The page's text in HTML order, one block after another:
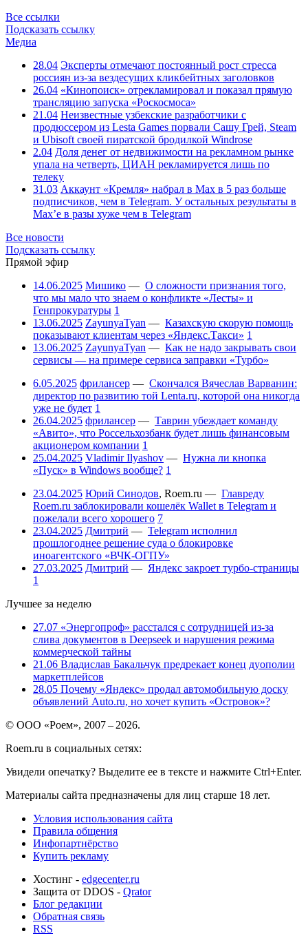
Все ссылки
Подсказать ссылку
Медиа
28.04 Эксперты отмечают постоянный рост стресса
россиян из-за вездесущих кликбейтных заголовков
26.04 «Кинопоиск» отрекламировал и показал прямую
трансляцию запуска «Роскосмоса»
21.04 Неизвестные узбекские разработчики с
продюссером из Lesta Games порвали Сашу Грей, Steam
и Ubisoft своей пиратской бродилкой Windrose
2.04 Доля денег от недвижимости на рекламном рынке
упала на четверть, ЦИАН рекламируется лишь по
телеку
31.03 Аккаунт «Кремля» набрал в Max в 5 раз больше
подписчиков, чем в Telegram. У остальных результаты в
Max’е в разы хуже чем в Telegram
Все новости
Подсказать ссылку
Прямой эфир
14.06.2025 Мишико — О сложности признания того,
что мы мало что знаем о конфликте «Лесты» и
Генпрокуратуры 1
13.06.2025 ZayunyaTyan — Казахскую скорую помощь
показывают клиентам через «Яндекс.Такси» 1
13.06.2025 ZayunyaTyan — Как не надо закрывать свои
сервисы — на примере сервиса заправки «Турбо»
6.05.2025 фрилансер — Скончался Вячеслав Варванин:
директор по развитию той Lenta.ru, которой она никогда
уже не будет 1
26.04.2025 фрилансер — Таврин убеждает команду
«Авито», что Россельхозбанк будет лишь финансовым
акционером компании 1
25.04.2025 Vladimir Ilyashov — Нужна ли кнопка
«Пуск» в Windows вообще? 1
23.04.2025 Юрий Синодов, Roem.ru — Главреду
Roem.ru заблокировали кошелёк Wallet в Telegram и
пожелали всего хорошего 7
23.04.2025 Дмитрий — Telegram исполнил
прошлогоднее решение суда о блокировке
иноагентского «ВЧК-ОГПУ»
27.03.2025 Дмитрий — Яндекс закроет турбо-страницы
1
Лучшее за неделю
27.07 «Энергопроф» расстался с сотрудницей из-за
слива документов в Deepseek и нарушения режима
коммерческой тайны
21.06 Владислав Бакальчук предрекает конец дуополии
маркетплейсов
28.05 Почему «Яндекс» продал автомобильную доску
объявлений Auto.ru, но хочет купить «Островок»?
© ООО «Роем», 2007 – 2026.
Roem.ru в социальных сетях:
Увидели опечатку? Выделите ее в тексте и нажмите Ctrl+Enter.
Материалы сайта предназначены для лиц старше 18 лет.
Условия использования сайта
Правила общения
Инфопартнёрство
Купить рекламу
Хостинг - edgecenter.ru
Защита от DDOS - Qrator
Блог редакции
Обратная связь
RSS